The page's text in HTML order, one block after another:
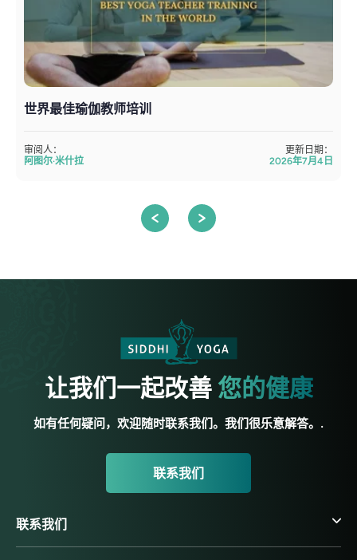
世界最佳瑜伽教师培训
审阅人：
阿图尔·米什拉
更新日期：
2026年7月4日
让我们一起改善 您的健康
如有任何疑问，欢迎随时联系我们。我们很乐意解答。.
联系我们
联系我们